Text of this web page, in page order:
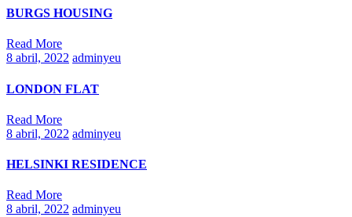
BURGS HOUSING
Read More
8 abril, 2022 adminyeu
LONDON FLAT
Read More
8 abril, 2022 adminyeu
HELSINKI RESIDENCE
Read More
8 abril, 2022 adminyeu